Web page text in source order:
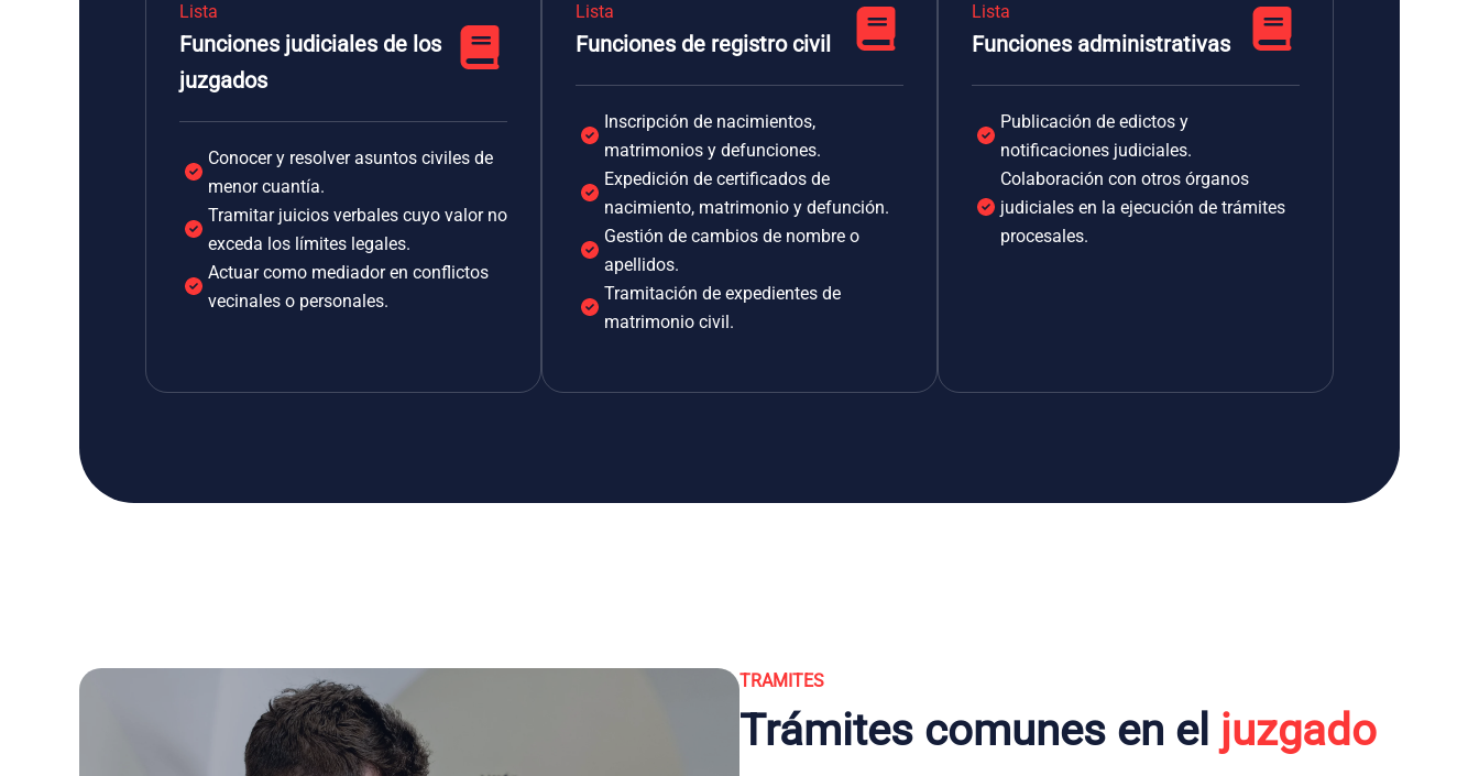
Lista
Funciones judiciales de los
juzgados
Conocer y resolver asuntos civiles de
menor cuantía.
Tramitar juicios verbales cuyo valor no
exceda los límites legales.
Actuar como mediador en conflictos
vecinales o personales.
Lista
Funciones de registro civil
Inscripción de nacimientos,
matrimonios y defunciones.
Expedición de certificados de
nacimiento, matrimonio y defunción.
Gestión de cambios de nombre o
apellidos.
Tramitación de expedientes de
matrimonio civil.
Lista
Funciones administrativas
Publicación de edictos y
notificaciones judiciales.
Colaboración con otros órganos
judiciales en la ejecución de trámites
procesales.
TRAMITES
Trámites comunes en el juzgado